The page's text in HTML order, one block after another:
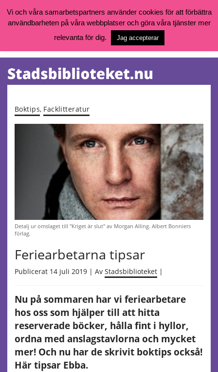
Vill du söka böcker, logga in på ditt bibliotekskonto eller nå övriga
goteborg.se/bibliotek
Öppettider, katalog och kontakt
Tjänster
Boktips, Facklitteratur
Detalj ur omslaget till "Kriget är slut" av Morgan Alling. Albert Bonniers
förlag.
Feriearbetarna tipsar
Publicerat 14 juli 2019 | Av Stadsbiblioteket |
Nu på sommaren har vi feriearbetare
hos oss som hjälper till att hitta
reserverade böcker, hålla fint i hyllor,
ordna med anslagstavlorna och mycket
mer! Och nu har de skrivit boktips också!
Här tipsar Ebba.
Vi och våra samarbetspartners använder cookies för att förbättra
användbarheten på våra webbplatser och göra våra tjänster mer
relevanta för dig.
Jag accepterar